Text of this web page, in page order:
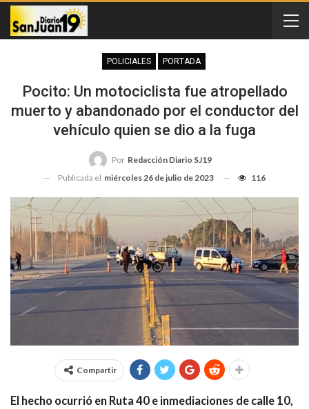
POLICIALES PORTADA
Pocito: Un motociclista fue atropellado
muerto y abandonado por el conductor del
vehículo quien se dio a la fuga
Por Redacción Diario SJ19
Publicada el miércoles 26 de julio de 2023 116
Compartir
El hecho ocurrió en Ruta 40 e inmediaciones de calle 10,